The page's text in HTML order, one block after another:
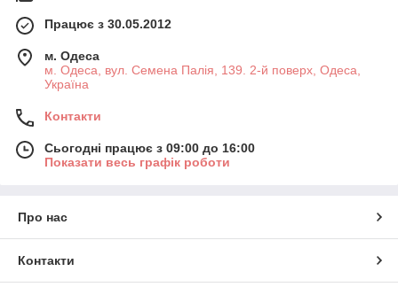
Працює з 30.05.2012
м. Одеса
м. Одеса, вул. Семена Палія, 139. 2-й поверх, Одеса,
Україна
Контакти
Сьогодні працює з 09:00 до 16:00
Показати весь графік роботи
Про нас
Контакти